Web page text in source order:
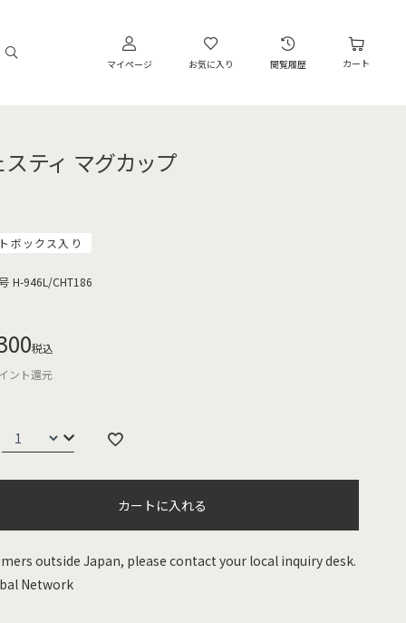
マイページ お気に入り 閲覧履歴 カート
スティ マグカップ
ボックス入り
H-946L/CHT186
税込
ント還元
カートに入れる
outside Japan, please contact your local inquiry desk.
Network